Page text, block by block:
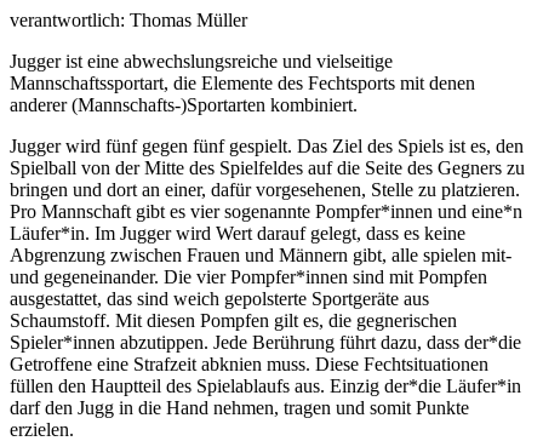
verantwortlich: Thomas Müller
Jugger ist eine abwechslungsreiche und vielseitige
Mannschaftssportart, die Elemente des Fechtsports mit denen
anderer (Mannschafts-)Sportarten kombiniert.
Jugger wird fünf gegen fünf gespielt. Das Ziel des Spiels ist es, den
Spielball von der Mitte des Spielfeldes auf die Seite des Gegners zu
bringen und dort an einer, dafür vorgesehenen, Stelle zu platzieren.
Pro Mannschaft gibt es vier sogenannte Pompfer*innen und eine*n
Läufer*in. Im Jugger wird Wert darauf gelegt, dass es keine
Abgrenzung zwischen Frauen und Männern gibt, alle spielen mit-
und gegeneinander. Die vier Pompfer*innen sind mit Pompfen
ausgestattet, das sind weich gepolsterte Sportgeräte aus
Schaumstoff. Mit diesen Pompfen gilt es, die gegnerischen
Spieler*innen abzutippen. Jede Berührung führt dazu, dass der*die
Getroffene eine Strafzeit abknien muss. Diese Fechtsituationen
füllen den Hauptteil des Spielablaufs aus. Einzig der*die Läufer*in
darf den Jugg in die Hand nehmen, tragen und somit Punkte
erzielen.